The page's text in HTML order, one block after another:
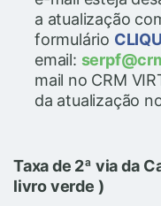
a atualização
formulário
email:
mail no CRM
da atualização
Taxa de 2ª via da
livro verde )